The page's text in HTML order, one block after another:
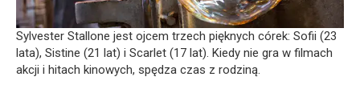
Sylvester Stallone jest ojcem trzech pięknych córek: Sofii (23
lata), Sistine (21 lat) i Scarlet (17 lat). Kiedy nie gra w filmach
akcji i hitach kinowych, spędza czas z rodziną.